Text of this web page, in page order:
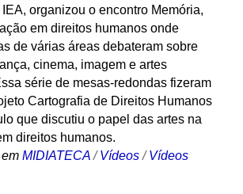
organizou o encontro Memória,
em direitos humanos onde
de várias áreas debateram sobre
cinema, imagem e artes
série de mesas-redondas fizeram
Cartografia de Direitos Humanos
que discutiu o papel das artes na
direitos humanos.
MIDIATECA /Vídeos /Vídeos